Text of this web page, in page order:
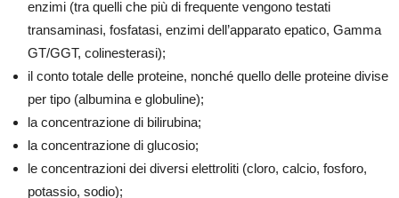
enzimi (tra quelli che più di frequente vengono testati
transaminasi, fosfatasi, enzimi dell’apparato epatico, Gamma
GT/GGT, colinesterasi);
il conto totale delle proteine, nonché quello delle proteine divise
per tipo (albumina e globuline);
la concentrazione di bilirubina;
la concentrazione di glucosio;
le concentrazioni dei diversi elettroliti (cloro, calcio, fosforo,
potassio, sodio);